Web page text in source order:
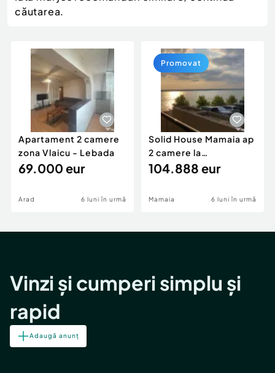
Agro si Industrie
Animale de companie
Afaceri și echipamente profesionale
Inchiriere Bunuri si Vehicule
Motociclete
Piese auto si accesorii
Dacia Duster
căutarea.
Apartament 2 camere
zona Vlaicu - Lebada
69.000 eur
Arad 6 luni în urmă
Solid House Mamaia ap
2 camere la
cheie,langa Mega
104.888 eur
Mamaia 6 luni în urmă
Promovat
Vinzi și cumperi simplu și
rapid
Adaugă anunț